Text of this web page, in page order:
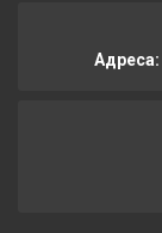
Адреса: